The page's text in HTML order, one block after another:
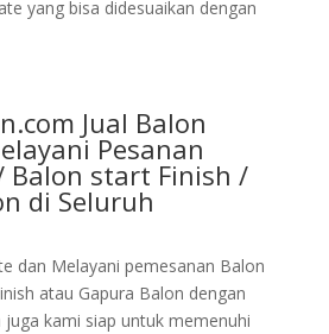
yang bisa didesuaikan dengan
Jual Balon
Pesanan
Balon start Finish /
di Seluruh
dan Melayani pemesanan Balon
atau Gapura Balon dengan
juga kami siap untuk memenuhi